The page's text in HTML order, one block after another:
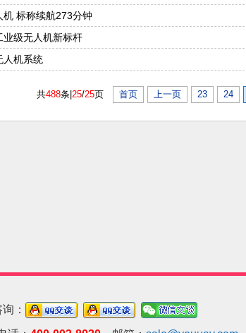
机 标称续航273分钟
业级无人机新标杆
人机系统
共488条| 25/25页 首页 上一页 23 24
：